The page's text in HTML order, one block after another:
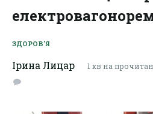
ЗДОРОВ'Я
Ірина Лицар 1 хв на